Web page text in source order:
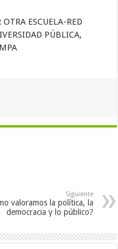
ESCUELA-RED
PÚBLICA,
Siguiente
valoramos la política, la
democracia y lo público?